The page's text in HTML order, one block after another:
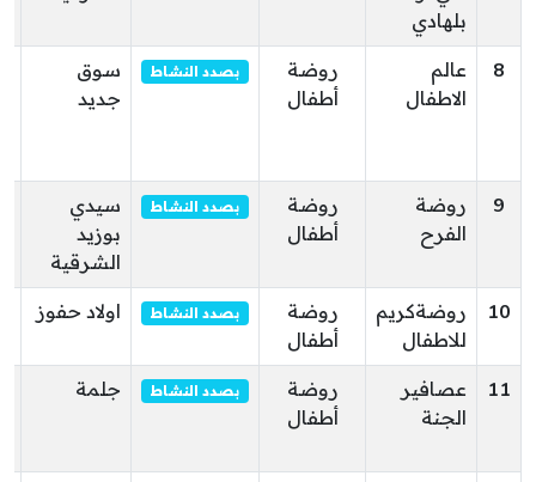
بلهادي
8
عالم
الاطفال
روضة
أطفال
بصدد النشاط
سوق
جديد
9
روضة
الفرح
روضة
أطفال
بصدد النشاط
سيدي
بوزيد
الشرقية
10
روضةكريم
للاطفال
روضة
أطفال
بصدد النشاط اولاد حفوز
11
عصافير
الجنة
روضة
أطفال
بصدد النشاط جلمة